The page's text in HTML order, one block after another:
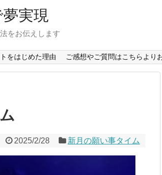
実現
をお伝えします
をはじめた理由 ご感想やご質問はこちらより
2025/2/28 新月の願い事タイム